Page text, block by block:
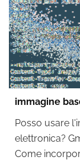
immagine
Posso usare
elettronica?
Come